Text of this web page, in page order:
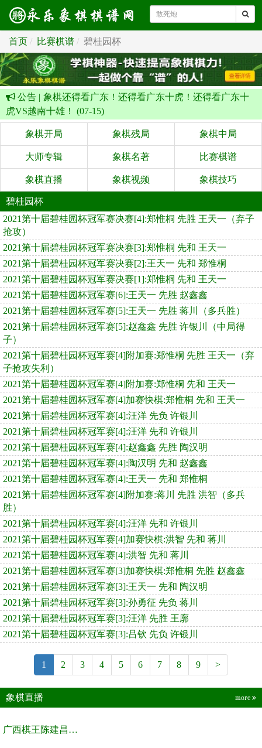
首页 比赛棋谱 碧桂园杯
公告 | 象棋还得看广东！还得看广东十虎！还得看广东十
虎VS越南十雄！ (07-15)
象棋开局 象棋残局 象棋中局
大师专辑 象棋名著 比赛棋谱
象棋直播 象棋视频 象棋技巧
碧桂园杯
2021第十届碧桂园杯冠军赛决赛[4]:郑惟桐 先胜 王天一（弃子
抢攻）
2021第十届碧桂园杯冠军赛决赛[3]:郑惟桐 先和 王天一
2021第十届碧桂园杯冠军赛决赛[2]:王天一 先和 郑惟桐
2021第十届碧桂园杯冠军赛决赛[1]:郑惟桐 先和 王天一
2021第十届碧桂园杯冠军赛[6]:王天一 先胜 赵鑫鑫
2021第十届碧桂园杯冠军赛[5]:王天一 先胜 蒋川（多兵胜）
2021第十届碧桂园杯冠军赛[5]:赵鑫鑫 先胜 许银川（中局得
子）
2021第十届碧桂园杯冠军赛[4]附加赛:郑惟桐 先胜 王天一（弃
子抢攻失利）
2021第十届碧桂园杯冠军赛[4]附加赛:郑惟桐 先和 王天一
2021第十届碧桂园杯冠军赛[4]加赛快棋:郑惟桐 先和 王天一
2021第十届碧桂园杯冠军赛[4]:汪洋 先负 许银川
2021第十届碧桂园杯冠军赛[4]:汪洋 先和 许银川
2021第十届碧桂园杯冠军赛[4]:赵鑫鑫 先胜 陶汉明
2021第十届碧桂园杯冠军赛[4]:陶汉明 先和 赵鑫鑫
2021第十届碧桂园杯冠军赛[4]:王天一 先和 郑惟桐
2021第十届碧桂园杯冠军赛[4]附加赛:蒋川 先胜 洪智（多兵
胜）
2021第十届碧桂园杯冠军赛[4]:汪洋 先和 许银川
2021第十届碧桂园杯冠军赛[4]加赛快棋:洪智 先和 蒋川
2021第十届碧桂园杯冠军赛[4]:洪智 先和 蒋川
2021第十届碧桂园杯冠军赛[3]加赛快棋:郑惟桐 先胜 赵鑫鑫
2021第十届碧桂园杯冠军赛[3]:王天一 先和 陶汉明
2021第十届碧桂园杯冠军赛[3]:孙勇征 先负 蒋川
2021第十届碧桂园杯冠军赛[3]:汪洋 先胜 王廓
2021第十届碧桂园杯冠军赛[3]:吕钦 先负 许银川
1 2 3 4 5 6 7 8 9 >
象棋直播 more
广西棋王陈建昌直播间